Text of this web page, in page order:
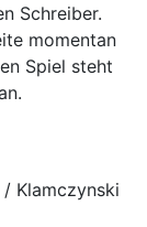
Schreiber.
momentan
Spiel steht
/ Klamczynski